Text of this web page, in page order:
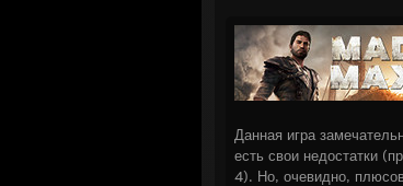
Данная игра
есть свои недостатки
4). Но, очевидно,